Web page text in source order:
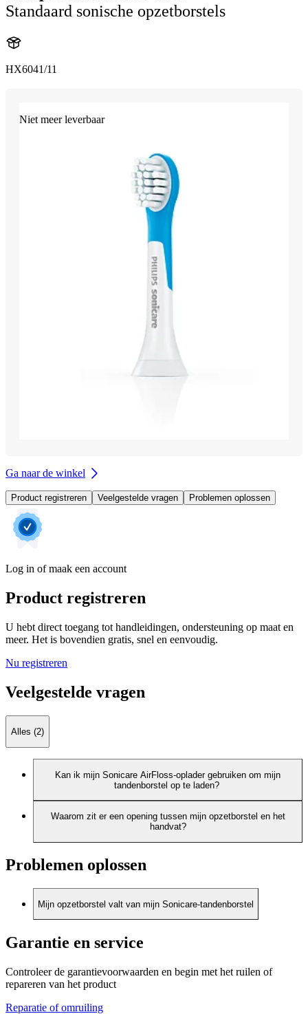
Standaard sonische opzetborstels
HX6041/11
Niet meer leverbaar
Ga naar de winkel
Product registreren Veelgestelde vragen Problemen oplossen
Log in of maak een account
Product registreren
U hebt direct toegang tot handleidingen, ondersteuning op maat en
meer. Het is bovendien gratis, snel en eenvoudig.
Nu registreren
Veelgestelde vragen
Alles (2)
Kan ik mijn Sonicare AirFloss-oplader gebruiken om mijn
tandenborstel op te laden?
Waarom zit er een opening tussen mijn opzetborstel en het
handvat?
Problemen oplossen
Mijn opzetborstel valt van mijn Sonicare-tandenborstel
Garantie en service
Controleer de garantievoorwaarden en begin met het ruilen of
repareren van het product
Reparatie of omruiling